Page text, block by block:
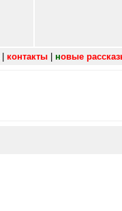
контакты новые